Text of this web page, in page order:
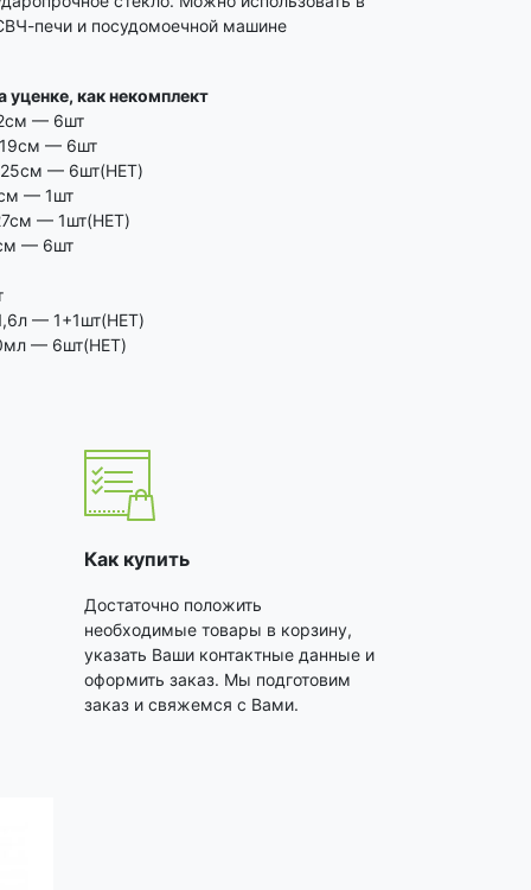
печи и посудомоечной машине
уценке, как некомплект
— 6шт
19см — 6шт
25см — 6шт(НЕТ)
— 1шт
— 1шт(НЕТ)
— 6шт
— 1+1шт(НЕТ)
— 6шт(НЕТ)
Как купить
Достаточно положить
необходимые товары в корзину,
указать Ваши контактные данные и
оформить заказ. Мы подготовим
заказ и свяжемся с Вами.